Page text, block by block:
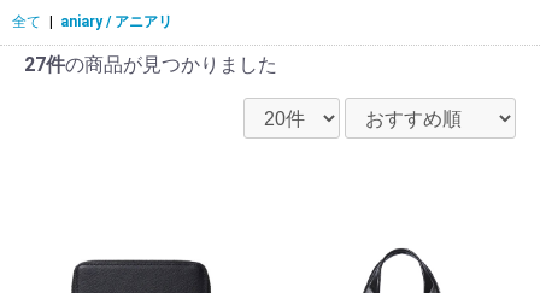
全て aniary / アニアリ
27件の商品が見つかりました